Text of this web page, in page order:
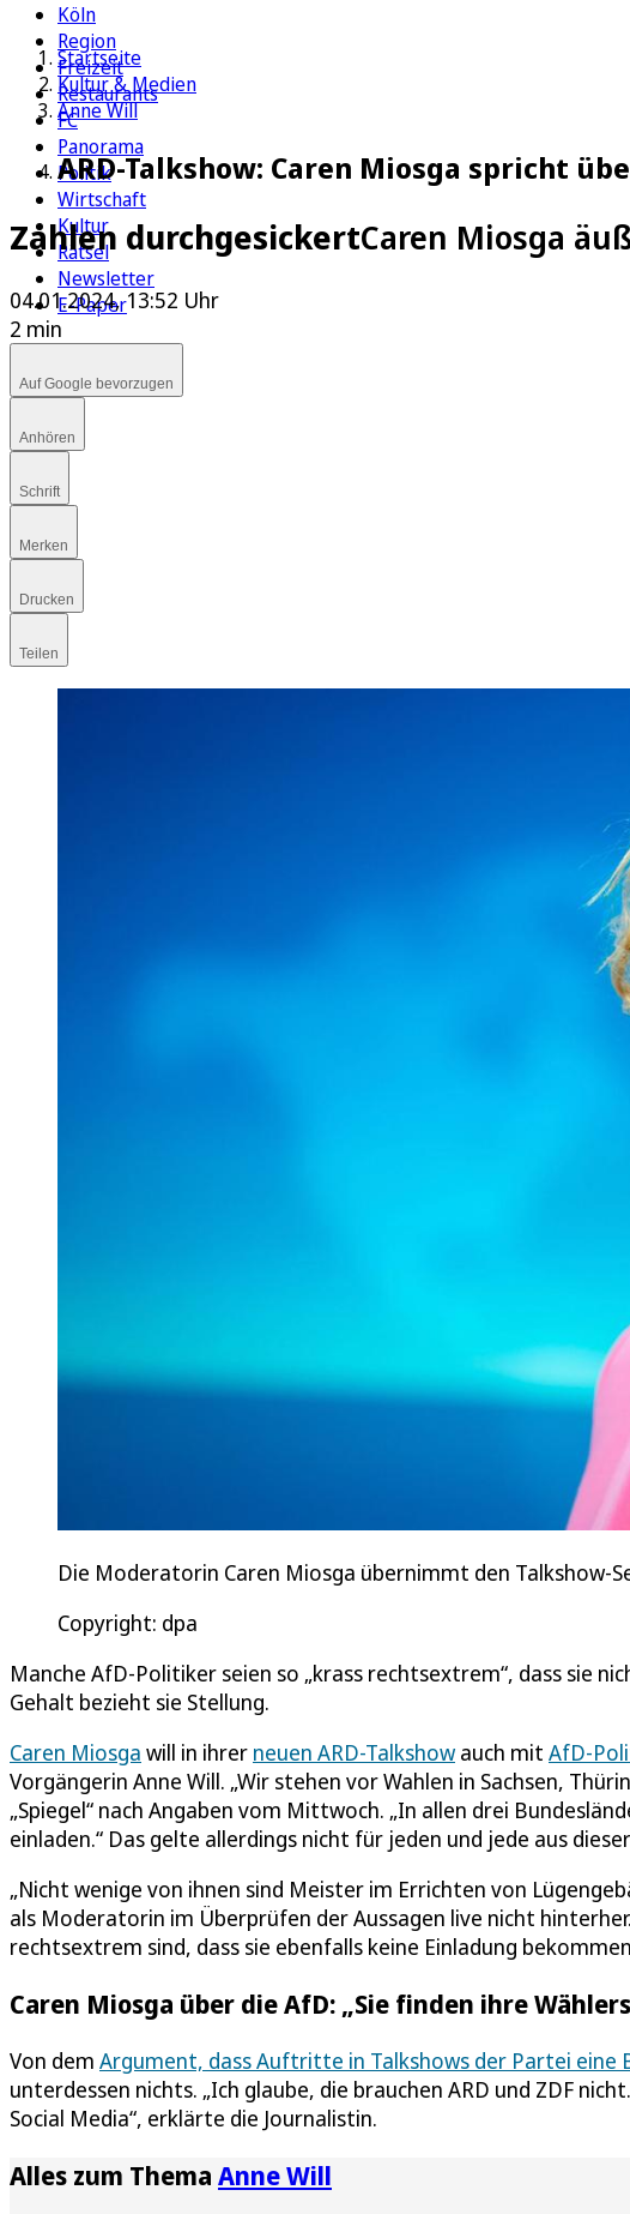
Köln
Region
Freizeit
Restaurants
FC
Panorama
Politik
Wirtschaft
Kultur
Rätsel
Newsletter
E-Paper
Startseite
Kultur & Medien
Anne Will
ARD-Talkshow: Caren Miosga spricht
Zahlen durchgesickertCaren Miosga
04.01.2024, 13:52 Uhr
2 min
Auf Google bevorzugen
Anhören
Schrift
Merken
Drucken
Teilen
Die Moderatorin Caren Miosga übernimmt den Talkshow-
Copyright: dpa
Manche AfD-Politiker seien so „krass rechtsextrem“, dass sie
Gehalt bezieht sie Stellung.
Caren Miosga will in ihrer neuen ARD-Talkshow auch mit AfD-
Vorgängerin Anne Will. „Wir stehen vor Wahlen in Sachsen,
„Spiegel“ nach Angaben vom Mittwoch. „In allen drei
einladen.“ Das gelte allerdings nicht für jeden und jede aus
„Nicht wenige von ihnen sind Meister im Errichten von
als Moderatorin im Überprüfen der Aussagen live nicht
rechtsextrem sind, dass sie ebenfalls keine Einladung
Caren Miosga über die AfD: „Sie finden ihre
Von dem Argument, dass Auftritte in Talkshows der Partei eine
unterdessen nichts. „Ich glaube, die brauchen ARD und ZDF
Social Media“, erklärte die Journalistin.
Alles zum Thema Anne Will